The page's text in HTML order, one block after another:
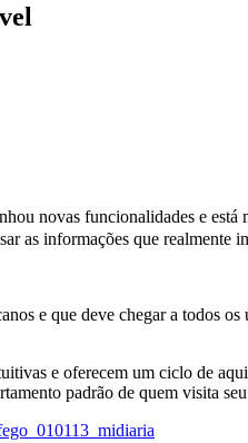
novas funcionalidades e
as informações que realmente
e que deve chegar a todos
e oferecem um ciclo de
padrão de quem visita